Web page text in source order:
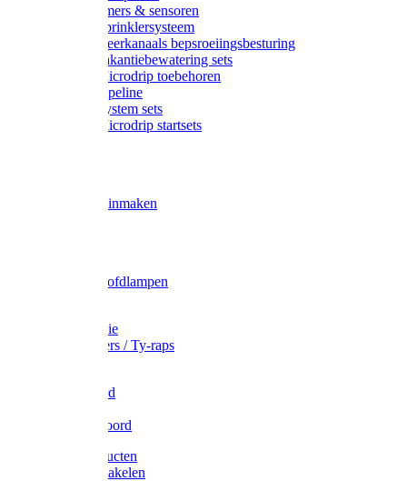
Gardena timers & sensoren
Gardena Sprinklersysteem
Gardena meerkanaals bepsroeiingsbesturing
Gardena vakantiebewatering sets
Gardena Microdrip toebehoren
Gardena Pipeline
Gardena System sets
Gardena Microdrip startsets
Wecken & inmaken
Zak- & Hoofdlampen
Tape en folie
Kabelbinders / Ty-raps
Metselkoord
Elastisch koord
Afdekproducten
Heffen en takelen